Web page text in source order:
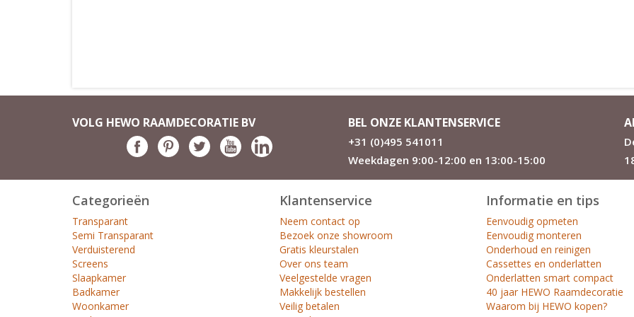
VOLG HEWO RAAMDECORATIE BV BEL ONZE KLANTENSERVICE
+31 (0)495 541011
Weekdagen 9:00-12:00 en 13:00-15:00
Categorieën
Transparant
Semi Transparant
Verduisterend
Screens
Slaapkamer
Badkamer
Woonkamer
Klantenservice
Neem contact op
Bezoek onze showroom
Gratis kleurstalen
Over ons team
Veelgestelde vragen
Makkelijk bestellen
Veilig betalen
Informatie en tips
Eenvoudig opmeten
Eenvoudig monteren
Onderhoud en reinigen
Cassettes en onderlatten
Onderlatten smart compact
40 jaar HEWO Raamdecoratie
Waarom bij HEWO kopen?